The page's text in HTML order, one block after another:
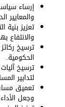
إرساء
والمعايير
تعزيز بنية
والانتفاع
ترسيخ
الحكومية.
ترسيخ
لتدابير
تعميق مسار
وجعل